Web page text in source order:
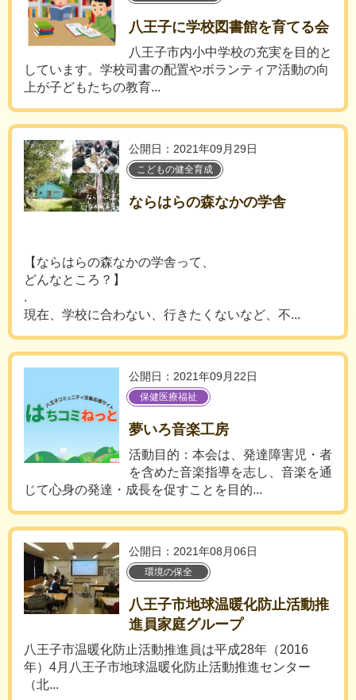
八王子に学校図書館を育てる会
八王子市内小中学校の充実を目的と
しています。学校司書の配置やボランティア活動の向
上が子どもたちの教育...
公開日：2021年09月29日
こどもの健全育成
ならはらの森なかの学舎
【ならはらの森なかの学舎って、
どんなところ？】
.
現在、学校に合わない、行きたくないなど、不...
公開日：2021年09月22日
保健医療福祉
夢いろ音楽工房
活動目的：本会は、発達障害児・者
を含めた音楽指導を志し、音楽を通
じて心身の発達・成長を促すことを目的...
公開日：2021年08月06日
環境の保全
八王子市地球温暖化防止活動推
進員家庭グループ
八王子市温暖化防止活動推進員は平成28年（2016
年）4月八王子市地球温暖化防止活動推進センター
（北...